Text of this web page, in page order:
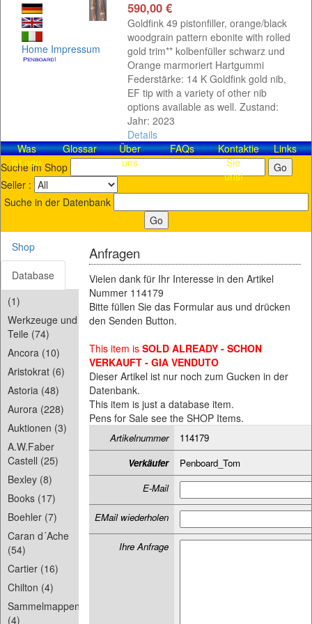
Home Impressum
590,00 €
Goldfink 49 pistonfiller, orange/black
woodgrain pattern ebonite with rolled
gold trim** kolbenfüller schwarz und
Orange marmoriert Hartgummi
Federstärke: 14 K Goldfink gold nib,
EF tip with a variety of other nib
options available as well. Zustand:
Jahr: 2023
Details
Was
ist neu
Glossar
Über
uns
FAQs
Kontaktieren
Sie
uns!
Links
Suche im Shop
Seller :
Suche in der Datenbank
Shop
Database
(1)
Werkzeuge und
Teile (74)
Ancora (10)
Aristokrat (6)
Astoria (48)
Aurora (228)
Auktionen (3)
A.W.Faber
Castell (25)
Bexley (8)
Books (17)
Boehler (7)
Caran d´Ache
(54)
Cartier (16)
Chilton (4)
Sammelmappen
(4)
Anfragen
Vielen dank für Ihr Interesse in den Artikel
Nummer 114179
Bitte füllen Sie das Formular aus und drücken
den Senden Button.
This item is SOLD ALREADY - SCHON
VERKAUFT - GIA VENDUTO
Dieser Artikel ist nur noch zum Gucken in der
Datenbank.
This item is just a database item.
Pens for Sale see the SHOP Items.
Artikelnummer
114179
Verkäufer
Penboard_Tom
E-Mail
EMail wiederholen
Ihre Anfrage